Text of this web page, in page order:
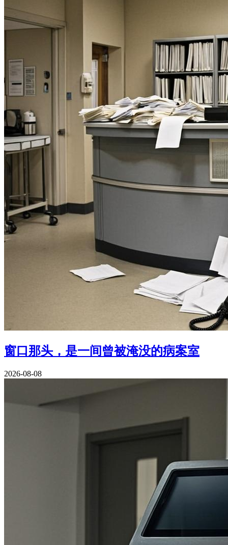
窗口那头，是一间曾被淹没的病案室
2026-08-08